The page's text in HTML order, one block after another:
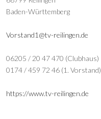
Baden-Württemberg
Vorstand1@tv-reilingen.de
06205 / 20 47 470 (Clubhaus)
0174 / 459 72 46 (1. Vorstand)
https://www.tv-reilingen.de